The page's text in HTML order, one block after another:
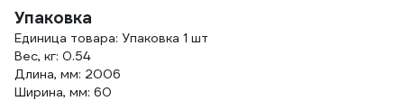
Упаковка
Единица товара: Упаковка 1 шт
Вес, кг: 0.54
Длина, мм: 2006
Ширина, мм: 60